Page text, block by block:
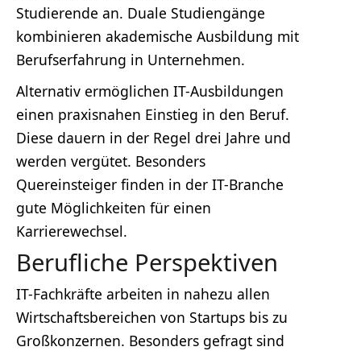
Studierende an. Duale Studiengänge
kombinieren akademische Ausbildung mit
Berufserfahrung in Unternehmen.
Alternativ ermöglichen IT-Ausbildungen
einen praxisnahen Einstieg in den Beruf.
Diese dauern in der Regel drei Jahre und
werden vergütet. Besonders
Quereinsteiger finden in der IT-Branche
gute Möglichkeiten für einen
Karrierewechsel.
Berufliche Perspektiven
IT-Fachkräfte arbeiten in nahezu allen
Wirtschaftsbereichen von Startups bis zu
Großkonzernen. Besonders gefragt sind